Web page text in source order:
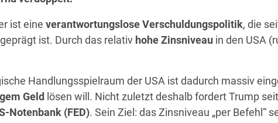
ist eineverantwortungslose Verschuldungspolitik, die
ist. Durch das relativ hohe Zinsniveau in den USA
Handlungsspielraum der USA ist dadurch massiv
Geld lösen will. Nicht zuletzt deshalb fordert Trump
Notenbank (FED). Sein Ziel: das Zinsniveau „per Befehl“